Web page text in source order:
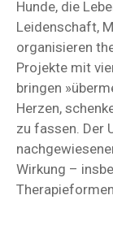
Hunde, die
Leidenschaft,
organisieren
Projekte mit
bringen
Herzen,
zu fassen. Der
Wirkung –